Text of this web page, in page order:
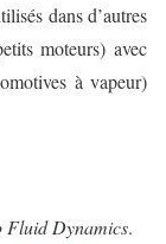
dans d’autres
moteurs) avec
à vapeur)
Fluid Dynamics.